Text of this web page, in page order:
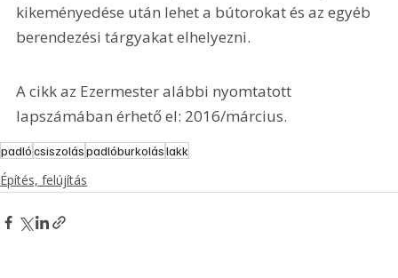
kikeményedése után lehet a bútorokat és az egyéb
berendezési tárgyakat elhelyezni.
A cikk az Ezermester alábbi nyomtatott
lapszámában érhető el: 2016/március.
padlócsiszoláspadlóburkoláslakk
Építés, felújítás